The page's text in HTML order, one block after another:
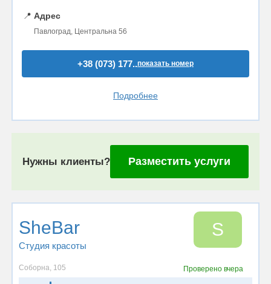
📍 Адрес
Павлоград, Центральна 56
+38 (073) 177..показать номер
Подробнее
Нужны клиенты? Разместить услуги
SheBar
Студия красоты
S
Соборна, 105 Провереновчера